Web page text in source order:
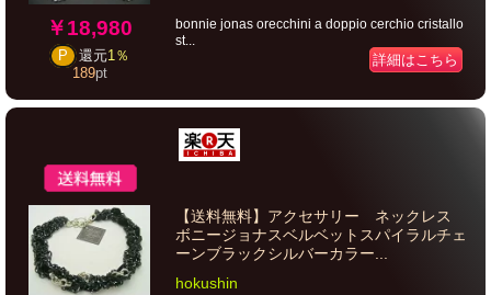
￥18,980
P 還元1％
189pt
bonnie jonas orecchini a doppio cerchio cristallo
st...
詳細はこちら
【送料無料】アクセサリー ネックレス
ボニージョナスベルベットスパイラルチェ
ーンブラックシルバーカラー...
hokushin